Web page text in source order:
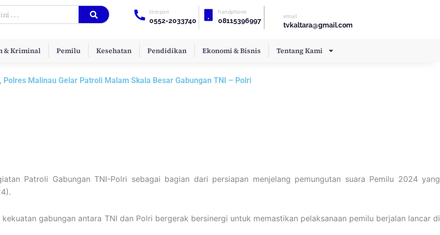
telepon
0552-2033740
handphone
08115396997
email
tvkaltara@gmail.com
& Kriminal Pemilu Kesehatan Pendidikan Ekonomi & Bisnis Tentang Kami
Malinau Gelar Patroli Malam Skala Besar Gabungan TNI – Polri
Patroli Gabungan TNI-Polri sebagai bagian dari persiapan menjelang pemungutan suara Pemilu 2024 yang
gabungan antara TNI dan Polri bergerak bersinergi untuk memastikan pelaksanaan pemilu berjalan lancar di